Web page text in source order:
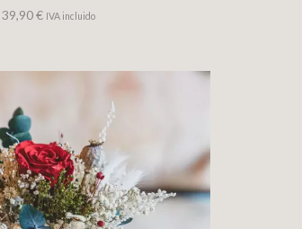
39,90€ IVA incluido